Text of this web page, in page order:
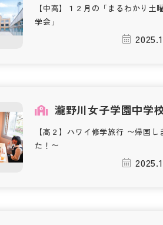
【中高】１２月の「まるわかり土
学会」
瀧野川女子学園中学
【高２】ハワイ修学旅行 〜帰国し
た！〜